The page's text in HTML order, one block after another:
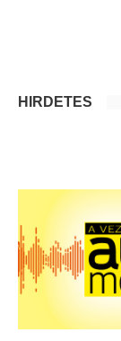
HIRDETÉS